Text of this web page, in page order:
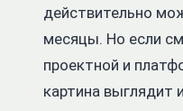
действительно
месяцы. Но если
проектной и
картина выглядит